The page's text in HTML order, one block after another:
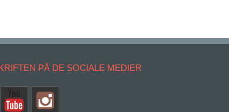
PÅ DE SOCIALE MEDIER